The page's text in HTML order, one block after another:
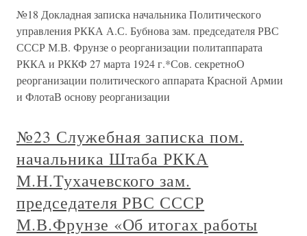
№18 Докладная записка начальника Политического
управления РККА А.С. Бубнова зам. председателя РВС
СССР М.В. Фрунзе о реорганизации политаппарата
РККА и РККФ 27 марта 1924 г.*Сов. секретноО
реорганизации политического аппарата Красной Армии
и ФлотаВ основу реорганизации
№23 Служебная записка пом.
начальника Штаба РККА
М.Н.Тухачевского зам.
председателя РВС СССР
М.В.Фрунзе «Об итогах работы